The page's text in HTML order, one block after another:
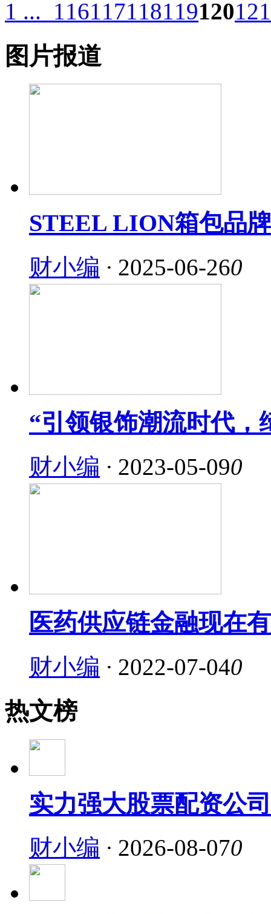
1 ... 116117118119120121
图片报道
STEEL LION箱包品
财小编 · 2025-06-260
“引领银饰潮流时代，
财小编 · 2023-05-090
医药供应链金融现在
财小编 · 2022-07-040
热文榜
实力强大股票配资公
财小编 · 2026-08-070